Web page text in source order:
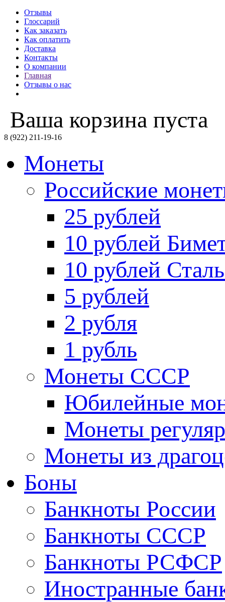
Отзывы
Глоссарий
Как заказать
Как оплатить
Доставка
Контакты
О компании
Главная
Отзывы о нас
Ваша корзина пуста
8 (922) 211-19-16
Монеты
Российские
25 рублей
10 рублей
10 рублей
5 рублей
2 рубля
1 рубль
Монеты СССР
Юбилейные
Монеты
Монеты из
Боны
Банкноты России
Банкноты СССР
Банкноты РСФСР
Иностранные